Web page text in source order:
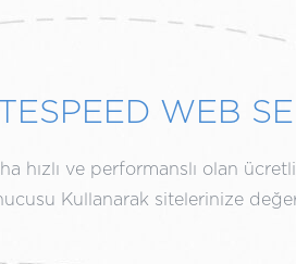
WEB
hızlı ve performanslı olan
Kullanarak sitelerinize